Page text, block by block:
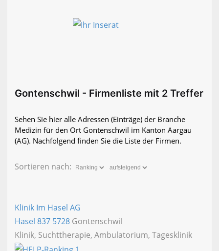
Gontenschwil - Firmenliste mit 2 Treffer
Sehen Sie hier alle Adressen (Einträge) der Branche
Medizin für den Ort Gontenschwil im Kanton Aargau
(AG). Nachfolgend finden Sie die Liste der Firmen.
Sortieren nach:
Klinik Im Hasel AG
Hasel 837 5728 Gontenschwil
Klinik, Suchttherapie, Ambulatorium, Tagesklinik